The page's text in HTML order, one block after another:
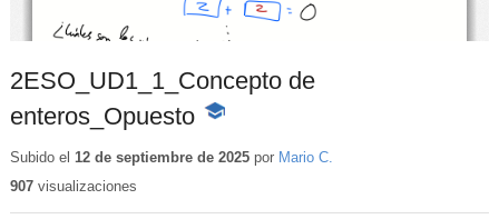
2ESO_UD1_1_Concepto de
enteros_Opuesto -
educativo
Subido el 12 de septiembre de 2025por Mario C.
907visualizaciones